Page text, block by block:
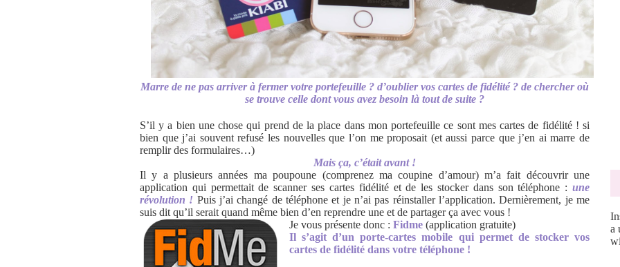
Marre de ne pas arriver à fermer votre portefeuille ? d’oublier vos cartes de fidélité ? de chercher où
se trouve celle dont vous avez besoin là tout de suite ?
S’il y a bien une chose qui prend de la place dans mon portefeuille ce sont mes cartes de fidélité ! si
bien que j’ai souvent refusé les nouvelles que l’on me proposait (et aussi parce que j’en ai marre de
remplir des formulaires…)
Mais ça, c’était avant !
Il y a plusieurs années ma poupoune (comprenez ma coupine d’amour) m’a fait découvrir une
application qui permettait de scanner ses cartes fidélité et de les stocker dans son téléphone : une
révolution ! Puis j’ai changé de téléphone et je n’ai pas réinstaller l’application. Dernièrement, je me
suis dit qu’il serait quand même bien d’en reprendre une et de partager ça avec vous !
Je vous présente donc : Fidme (application gratuite)
Il s’agit d’un porte-cartes mobile qui permet de stocker vos
cartes de fidélité dans votre téléphone !
a